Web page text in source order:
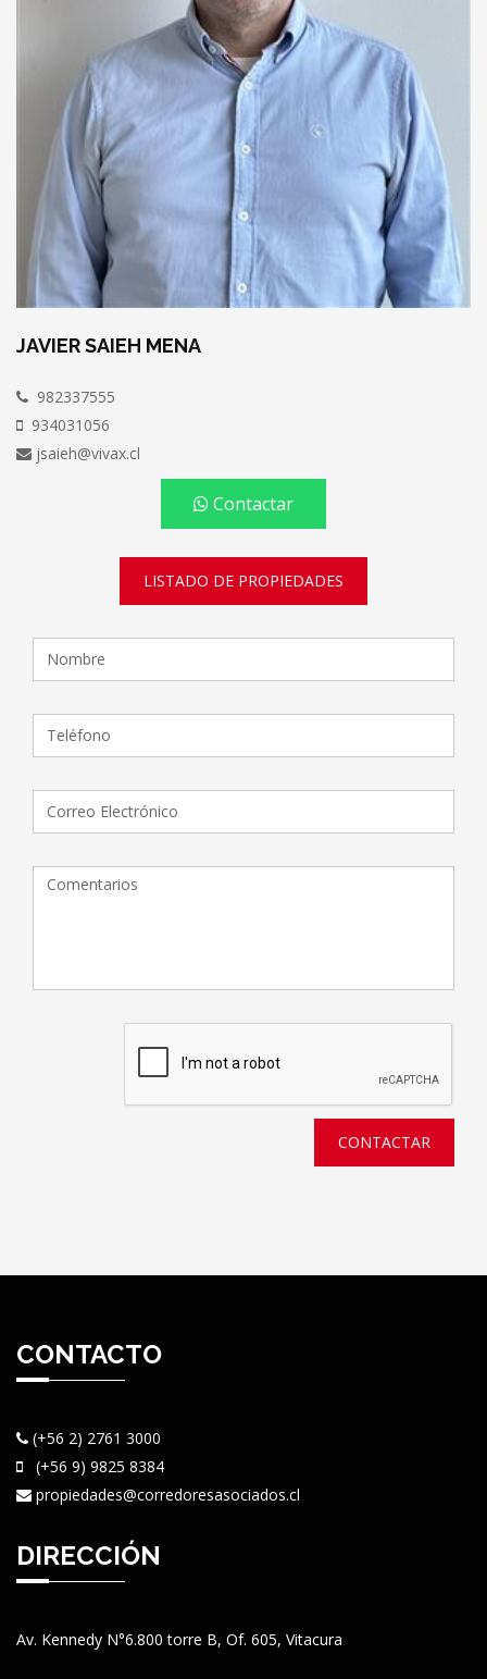
JAVIER SAIEH MENA
982337555
934031056
jsaieh@vivax.cl
Contactar
LISTADO DE PROPIEDADES
CONTACTAR
CONTACTO
(+56 2) 2761 3000
(+56 9) 9825 8384
propiedades@corredoresasociados.cl
DIRECCIÓN
Av. Kennedy N°6.800 torre B, Of. 605, Vitacura